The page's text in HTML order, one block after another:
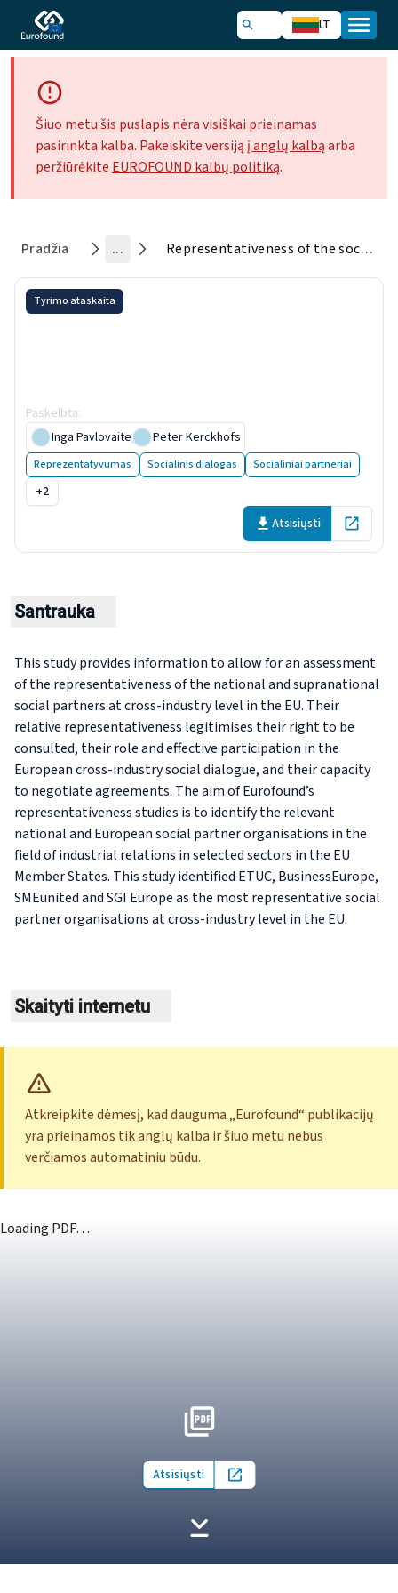
LT
Šiuo metu šis puslapis nėra visiškai prieinamas
pasirinkta kalba. Pakeiskite versiją į anglų kalbąarba
peržiūrėkite EUROFOUND kalbų politiką.
Pradžia ... Representativeness of the social partners in European cross-industry social dialogue
Tyrimo ataskaita
Paskelbta:
Inga Pavlovaite, Peter Kerckhofs
Reprezentatyvumas Socialinis dialogas Socialiniai partneriai
+2
Atsisiųsti
Open in
Santrauka
This study provides information to allow for an assessment
of the representativeness of the national and supranational
social partners at cross-industry level in the EU. Their
relative representativeness legitimises their right to be
consulted, their role and effective participation in the
European cross-industry social dialogue, and their capacity
to negotiate agreements. The aim of Eurofound’s
representativeness studies is to identify the relevant
national and European social partner organisations in the
field of industrial relations in selected sectors in the EU
Member States. This study identified ETUC, BusinessEurope,
SMEunited and SGI Europe as the most representative social
partner organisations at cross-industry level in the EU.
Skaityti internetu
Atkreipkite dėmesį, kad dauguma „Eurofound“ publikacijų
yra prieinamos tik anglų kalba ir šiuo metu nebus
verčiamos automatiniu būdu.
Loading PDF…
Atsisiųsti Open in new tab